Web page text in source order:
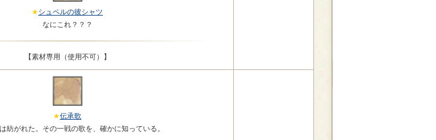
シュペルの彼シャツ
なにこれ？？？
【素材専用（使用不可）】
伝承歌
がれた。その一戦の歌を、確かに知っている。